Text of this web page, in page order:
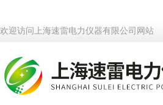
欢迎访问上海速雷电力仪器有限公司网站